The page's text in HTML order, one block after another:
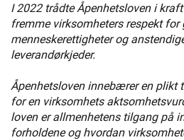
I 2022 trådte Åpenhetsloven i
fremme virksomheters respekt for
menneskerettigheter og
leverandørkjeder.
Åpenhetsloven innebærer en plikt
for en virksomhets
loven er allmenhetens tilgang på
forholdene og hvordan